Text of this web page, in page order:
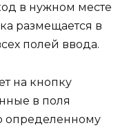
в нужном месте
размещается в
полей ввода.
на кнопку
в поля
определенному